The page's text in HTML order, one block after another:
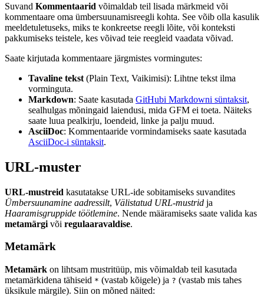
Suvand Kommentaarid võimaldab teil lisada märkmeid või
kommentaare oma ümbersuunamisreegli kohta. See võib olla kasulik
meeldetuletuseks, miks te konkreetse reegli lõite, või konteksti
pakkumiseks teistele, kes võivad teie reegleid vaadata võivad.
Saate kirjutada kommentaare järgmistes vormingutes:
Tavaline tekst (Plain Text, Vaikimisi): Lihtne tekst ilma
vorminguta.
Markdown: Saate kasutada GitHubi Markdowni süntaksit,
sealhulgas mõningaid laiendusi, mida GFM ei toeta. Näiteks
saate luua pealkirju, loendeid, linke ja palju muud.
AsciiDoc: Kommentaaride vormindamiseks saate kasutada
AsciiDoc-i süntaksit.
URL-muster
URL-mustreid kasutatakse URL-ide sobitamiseks suvandites
Ümbersuunamine aadressilt, Välistatud URL-mustrid ja
Haaramisgruppide töötlemine. Nende määramiseks saate valida kas
metamärgi või regulaaravaldise.
Metamärk
Metamärk on lihtsam mustritüüp, mis võimaldab teil kasutada
metamärkidena tähiseid * (vastab kõigele) ja ? (vastab mis tahes
üksikule märgile). Siin on mõned näited: